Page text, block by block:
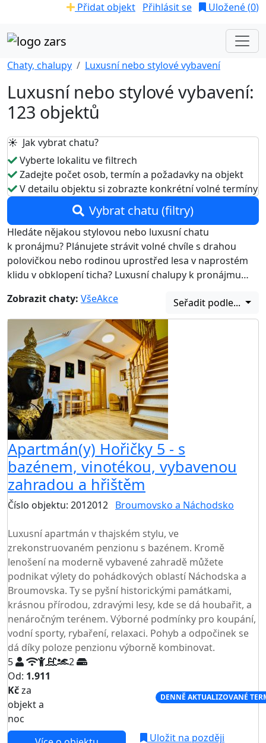
Přidat objekt Přihlásit se Uložené (0)
Chaty, chalupy Luxusní nebo stylové vybavení
Luxusní nebo stylové vybavení:
123 objektů
☀️ Jak vybrat chatu?
Vyberte lokalitu ve filtrech
Zadejte počet osob, termín a požadavky na objekt
V detailu objektu si zobrazte konkrétní volné termíny
Vybrat chatu (filtry)
Hledáte nějakou stylovou nebo luxusní chatu
k pronájmu? Plánujete strávit volné chvíle s drahou
polovičkou nebo rodinou uprostřed lesa v naprostém
klidu v obklopení ticha? Luxusní chalupy k pronájmu…
Zobrazit chaty: VšeAkce Seřadit podle...
Apartmán(y) Hořičky 5 - s
bazénem, vinotékou, vybavenou
zahradou a hřištěm
Číslo objektu: 2012012 Broumovsko a Náchodsko
Luxusní apartmán v thajském stylu, ve
zrekonstruovaném penzionu s bazénem. Kromě
lenošení na moderně vybavené zahradě můžete
podnikat výlety do pohádkových oblastí Náchodska a
Broumovska. Ty se pyšní historickými památkami,
krásnou přírodou, zdravými lesy, kde se dá houbařit, a
nenáročným terénem. Výborné podmínky pro koupání,
vodní sporty, rybaření, relaxaci. Pohyb a odpočinek se
dá díky poloze penzionu výborně kombinovat.
5
2
Od: 1.911
Kčza
objekt a
noc
DENNĚ AKTUALIZOVANÉ
Uložit na později